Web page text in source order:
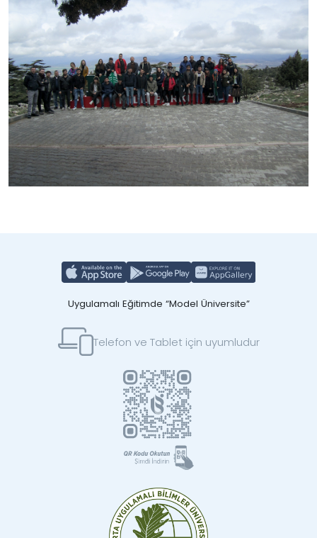
Uygulamalı Eğitimde “Model Üniversite”
Telefon ve Tablet için uyumludur